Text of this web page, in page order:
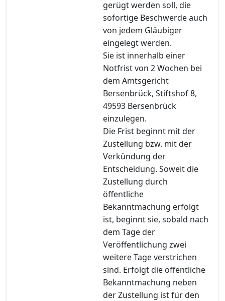
gerügt werden soll, die
sofortige Beschwerde auch
von jedem Gläubiger
eingelegt werden.
Sie ist innerhalb einer
Notfrist von 2 Wochen bei
dem Amtsgericht
Bersenbrück, Stiftshof 8,
49593 Bersenbrück
einzulegen.
Die Frist beginnt mit der
Zustellung bzw. mit der
Verkündung der
Entscheidung. Soweit die
Zustellung durch
öffentliche
Bekanntmachung erfolgt
ist, beginnt sie, sobald nach
dem Tage der
Veröffentlichung zwei
weitere Tage verstrichen
sind. Erfolgt die öffentliche
Bekanntmachung neben
der Zustellung ist für den